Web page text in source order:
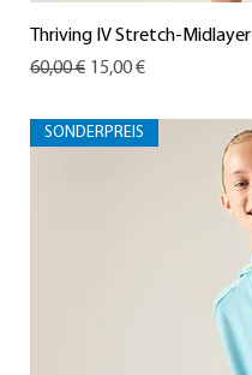
Thriving IV Stretch-Midlayer
Standardpreis
60,00 € Sale-Preis
15,00 €
SONDERPREIS